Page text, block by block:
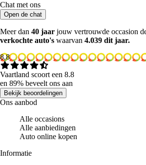
Chat met ons
Open de chat
Meer dan 40 jaar jouw vertrouwde occasion
verkochte auto's waarvan 4.039 dit jaar.
8.8
Vaartland scoort een 8.8
en 89% beveelt ons aan
Bekijk beoordelingen
Ons aanbod
Alle occasions
Alle aanbiedingen
Auto online kopen
Informatie